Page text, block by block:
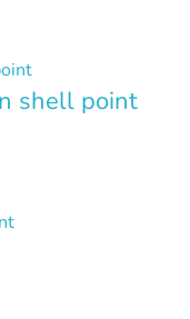
shell point